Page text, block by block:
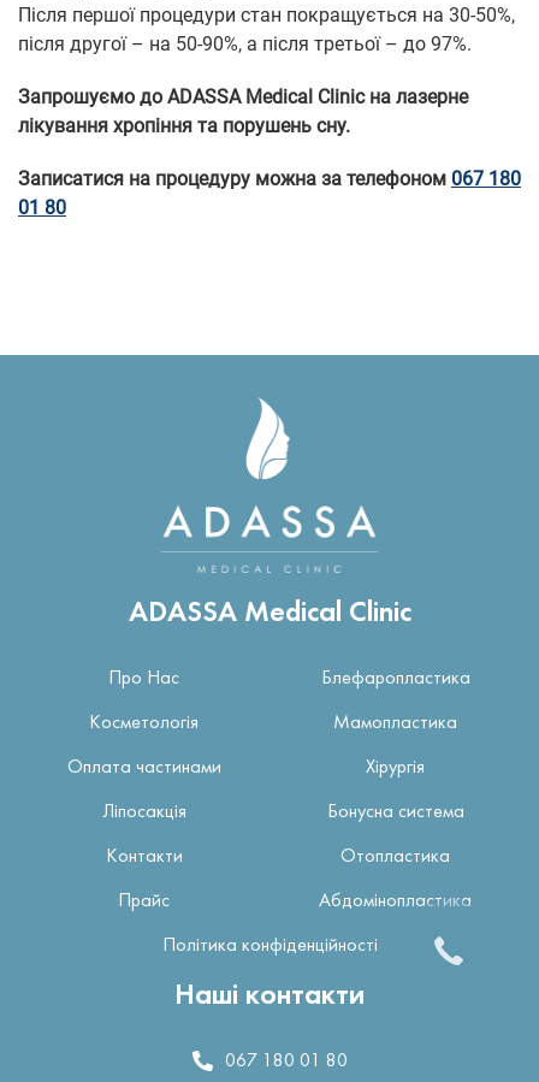
Після першої процедури стан покращується на 30-50%,
після другої – на 50-90%, а після третьої – до 97%.
Запрошуємо до ADASSA Medical Clinic на лазерне
лікування хропіння та порушень сну.
Записатися на процедуру можна за телефоном 067 180
01 80
ADASSA Medical Clinic
Про Нас Блефаропластика
Косметологія Мамопластика
Оплата частинами Хірургія
Ліпосакція Бонусна система
Контакти Отопластика
Прайс Абдомінопластика
Політика конфіденційності
Наші контакти
067 180 01 80